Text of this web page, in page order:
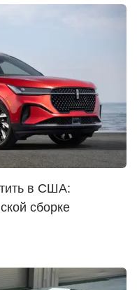
в США:
сборке